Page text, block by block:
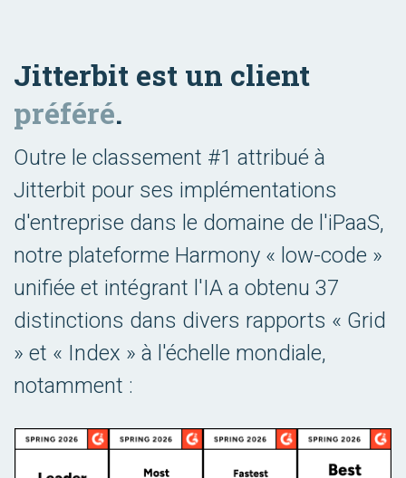
Jitterbit est un client
préféré.
Outre le classement #1 attribué à
Jitterbit pour ses implémentations
d'entreprise dans le domaine de l'iPaaS,
notre plateforme Harmony « low-code »
unifiée et intégrant l'IA a obtenu 37
distinctions dans divers rapports « Grid
» et « Index » à l'échelle mondiale,
notamment :